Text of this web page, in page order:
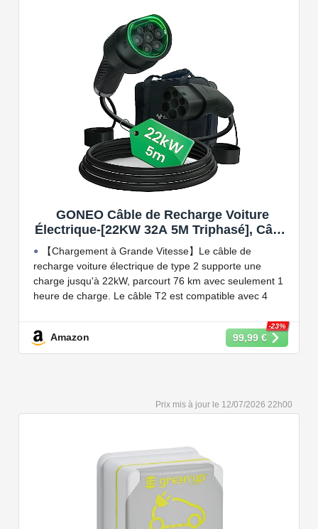
Compatible avec tous les compteurs d'énergie Wallbox
permettant d'éviter les pannes de courant, les surprises
sur vos factures d'énergie et de charger votre VE avec
vos panneaux solaires.
GONEO Câble de Recharge Voiture
Électrique-[22KW 32A 5M Triphasé], Câble
Type 2 à Type 2 EV/PHEV, Câble T2 avec
Sac de Transport, Compatible avec Model
3/S/X/Y, e-208, ID.5, E-Tron, IONIQ 5, Zoe,
etc
【Chargement à Grande Vitesse】Le câble de
recharge voiture électrique de type 2 supporte une
charge jusqu'à 22kW, parcourt 76 km avec seulement 1
heure de charge. Le câble T2 est compatible avec 4
【Conception Sécurisée】Nos câbles type 2 vous
de recharge de type 1, CCS1, CHAdeMO et GB/T.
voiture électrique de type 2 est conforme à la norme
européenne IEC 62196 et convient à tous les EV et
PHEV avec type 2 et CCS2. Convient aux modèles
Y/3/S/X, i3, iX, ID.3, ID.4, ID.5, E-Tron, ZOE, Kona, Leaf,
Amazon 99,99 €
-23%
12/07/2026 22h00